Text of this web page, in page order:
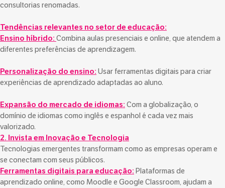
consultorias renomadas.
Tendências relevantes no setor de educação:
Ensino híbrido: Combina aulas presenciais e online, que atendem a
diferentes preferências de aprendizagem.
Personalização do ensino: Usar ferramentas digitais para criar
experiências de aprendizado adaptadas ao aluno.
Expansão do mercado de idiomas: Com a globalização, o
domínio de idiomas como inglês e espanhol é cada vez mais
valorizado.
2. Invista em Inovação e Tecnologia
Tecnologias emergentes transformam como as empresas operam e
se conectam com seus públicos.
Ferramentas digitais para educação: Plataformas de
aprendizado online, como Moodle e Google Classroom, ajudam a